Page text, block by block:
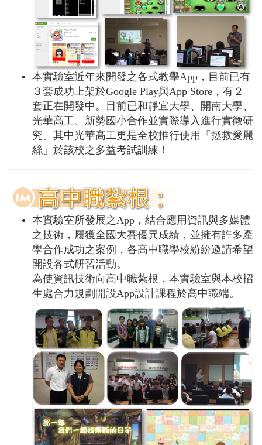
本實驗室近年來開發之各式教學App，目前已有
３套成功上架於Google Play與App Store，有２
套正在開發中。目前已和靜宜大學、開南大學、
光華高工、新勢國小合作並實際導入進行實徵研
究。其中光華高工更是全校推行使用「拯救愛麗
絲」於該校之多益考試訓練！
本實驗室所發展之App，結合應用資訊與多媒體
之技術，履獲全國大賽優異成績，並擁有許多產
學合作成功之案例，各高中職學校紛紛邀請希望
開設各式研習活動。
為使資訊技術向高中職紮根，本實驗室與本校招
生處合力規劃開設App設計課程於高中職端。